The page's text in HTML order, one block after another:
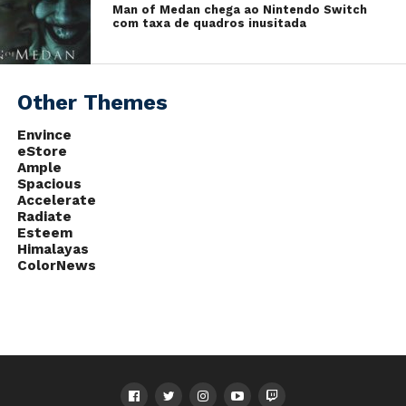
claramente pode acabar sendo verdade. Restamos
apenas aguardar os próximos meses e ver como isso
vai acontecer, e se realmente o responsável por esse
se não passou de uma imaginação do fundo de sua
Multiplayer It
Man of Medan chega ao Nintendo Switch
com taxa de quadros inusitada
Other Themes
Envince
eStore
Ample
Spacious
Accelerate
Radiate
Esteem
Himalayas
ColorNews